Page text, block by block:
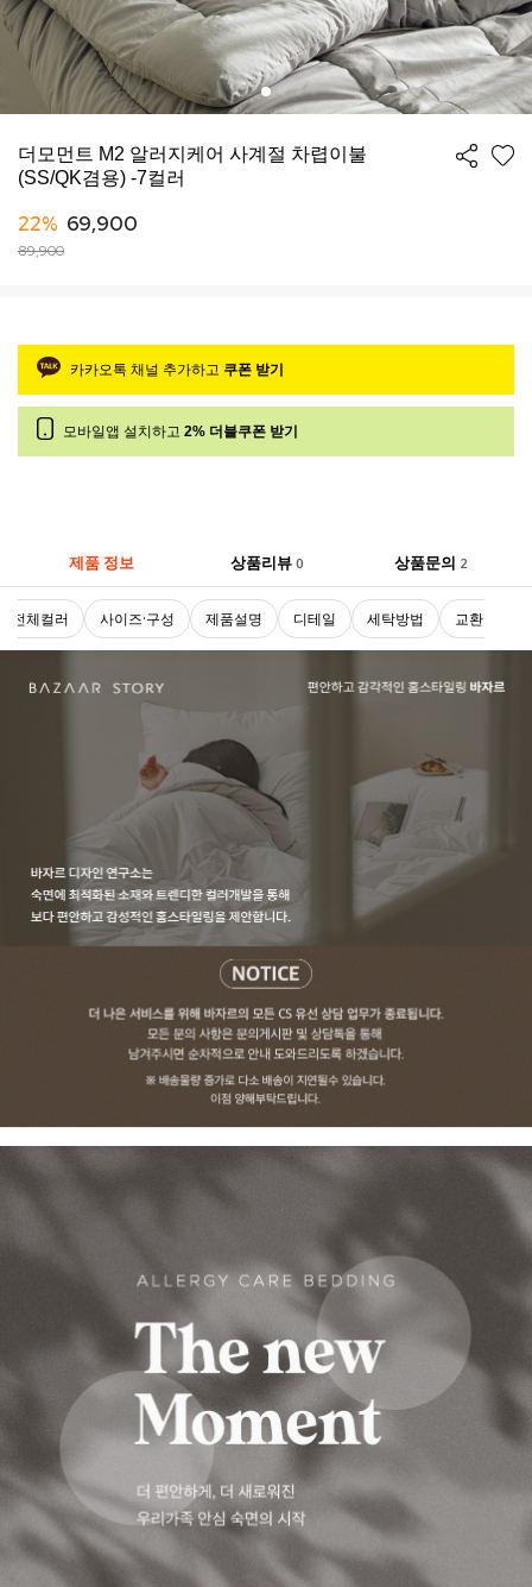
더모먼트 M2 알러지케어 사계절 차렵이불
(SS/QK겸용) -7컬러
22% 69,900
89,900
카카오톡 채널 추가하고 쿠폰 받기
모바일앱 설치하고 2% 더블쿠폰 받기
제품 정보 상품리뷰 0 상품문의 2
전체컬러 사이즈·구성 제품설명 디테일 세탁방법 교환 및 반